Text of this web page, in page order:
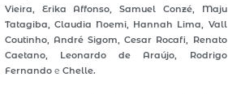
Vieira, Erika Affonso, Samuel Conzé, Maju
Tatagiba, Claudia Noemi, Hannah Lima, Vall
Coutinho, André Sigom, Cesar Rocafi, Renato
Caetano, Leonardo de Araújo, Rodrigo
Fernando e Chelle.